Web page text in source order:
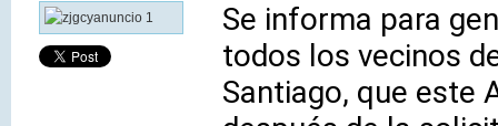
Se informa para
todos los vecinos
Santiago, que este